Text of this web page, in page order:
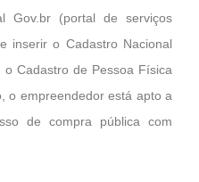
Gov.br (portal de serviços
inserir o Cadastro Nacional
Cadastro de Pessoa Física
o empreendedor está apto a
de compra pública com